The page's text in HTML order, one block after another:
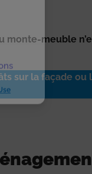
monte-meuble
sur la façade